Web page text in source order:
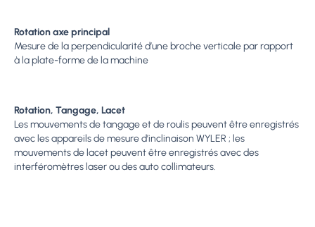
Rotation axe principal
Mesure de la perpendicularité d’une broche verticale par rapport
à la plate-forme de la machine
Rotation, Tangage, Lacet
Les mouvements de tangage et de roulis peuvent être enregistrés
avec les appareils de mesure d’inclinaison WYLER ; les
mouvements de lacet peuvent être enregistrés avec des
interféromètres laser ou des auto collimateurs.